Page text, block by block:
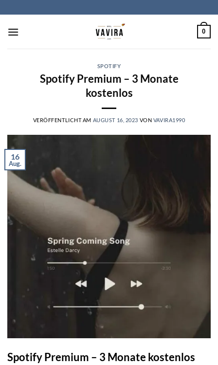
Inhalt
springen
0
SPOTIFY
Spotify Premium – 3 Monate
kostenlos
VERÖFFENTLICHT AM AUGUST 16, 2023 VON VAVIRA1990
16
Aug.
Spotify Premium – 3 Monate kostenlos